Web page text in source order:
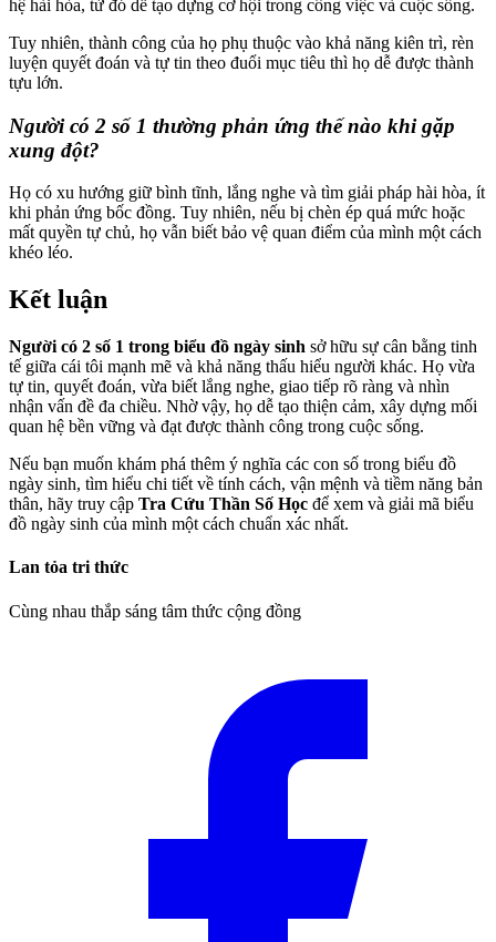
hệ hài hòa, từ đó dễ tạo dựng cơ hội trong công việc và cuộc sống.
Tuy nhiên, thành công của họ phụ thuộc vào khả năng kiên trì, rèn
luyện quyết đoán và tự tin theo đuổi mục tiêu thì họ dễ được thành
tựu lớn.
Người có 2 số 1 thường phản ứng thế nào khi gặp
xung đột?
Họ có xu hướng giữ bình tĩnh, lắng nghe và tìm giải pháp hài hòa, ít
khi phản ứng bốc đồng. Tuy nhiên, nếu bị chèn ép quá mức hoặc
mất quyền tự chủ, họ vẫn biết bảo vệ quan điểm của mình một cách
khéo léo.
Kết luận
Người có 2 số 1 trong biểu đồ ngày sinh sở hữu sự cân bằng tinh
tế giữa cái tôi mạnh mẽ và khả năng thấu hiểu người khác. Họ vừa
tự tin, quyết đoán, vừa biết lắng nghe, giao tiếp rõ ràng và nhìn
nhận vấn đề đa chiều. Nhờ vậy, họ dễ tạo thiện cảm, xây dựng mối
quan hệ bền vững và đạt được thành công trong cuộc sống.
Nếu bạn muốn khám phá thêm ý nghĩa các con số trong biểu đồ
ngày sinh, tìm hiểu chi tiết về tính cách, vận mệnh và tiềm năng bản
thân, hãy truy cập Tra Cứu Thần Số Học để xem và giải mã biểu
đồ ngày sinh của mình một cách chuẩn xác nhất.
Lan tỏa tri thức
Cùng nhau thắp sáng tâm thức cộng đồng